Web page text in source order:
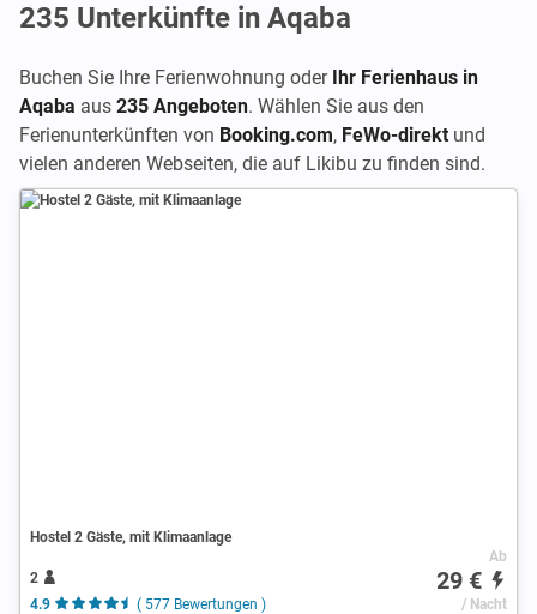
235 Unterkünfte in Aqaba
Buchen Sie Ihre Ferienwohnung oder Ihr Ferienhaus in
Aqaba aus 235 Angeboten. Wählen Sie aus den
Ferienunterkünften von Booking.com, FeWo-direkt und
vielen anderen Webseiten, die auf Likibu zu finden sind.
Hostel 2 Gäste, mit Klimaanlage
2
4.9
( 577 Bewertungen )
Ab
29 €
/ Nacht